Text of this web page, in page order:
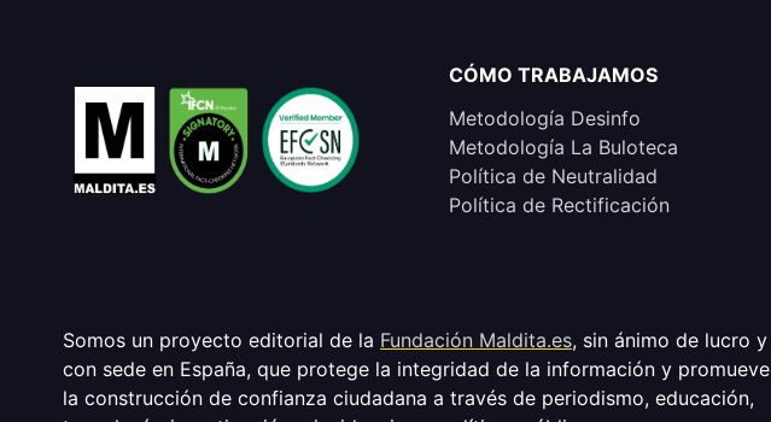
CÓMO TRABAJAMOS
Metodología Desinfo
Metodología La Buloteca
Política de Neutralidad
Política de Rectificación
Somos un proyecto editorial de la Fundación Maldita.es, sin ánimo de lucro y
con sede en España, que protege la integridad de la información y promueve
la construcción de confianza ciudadana a través de periodismo, educación,